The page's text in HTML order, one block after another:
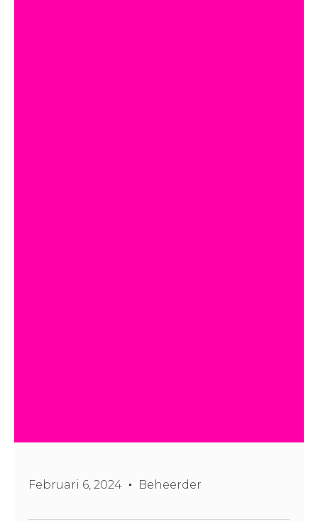
Februari 6, 2024 Beheerder